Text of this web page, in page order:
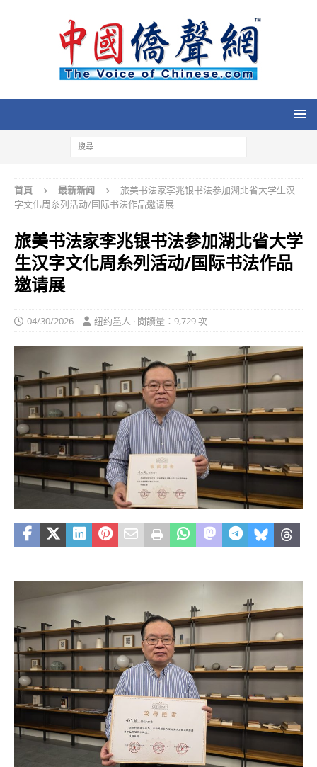
首頁 最新新闻
旅美书法家李兆银书法参加湖北省大学生汉
字文化周糸列活动/国际书法作品邀请展
旅美书法家李兆银书法参加湖北省大学
生汉字文化周糸列活动/国际书法作品
邀请展
04/30/2026 纽约墨人 · 閱讀量：9,729 次